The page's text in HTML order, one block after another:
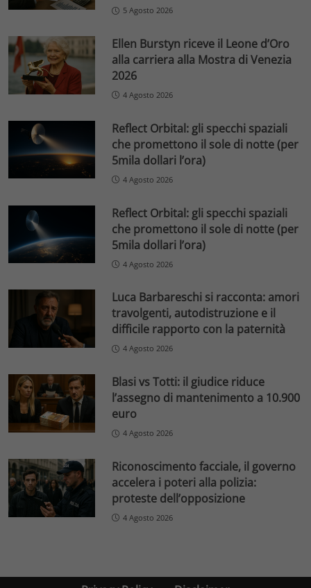
5 Agosto 2026
Ellen Burstyn riceve il Leone d’Oro
alla carriera alla Mostra di Venezia
2026
4 Agosto 2026
Reflect Orbital: gli specchi spaziali
che promettono il sole di notte (per
5mila dollari l’ora)
4 Agosto 2026
Reflect Orbital: gli specchi spaziali
che promettono il sole di notte (per
5mila dollari l’ora)
4 Agosto 2026
Luca Barbareschi si racconta: amori
travolgenti, autodistruzione e il
difficile rapporto con la paternità
4 Agosto 2026
Blasi vs Totti: il giudice riduce
l’assegno di mantenimento a 10.900
euro
4 Agosto 2026
Riconoscimento facciale, il governo
accelera i poteri alla polizia:
proteste dell’opposizione
4 Agosto 2026